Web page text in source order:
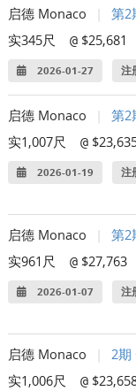
启德 Monaco
第2
实345尺
@ $25,681
2026-01-27 注
启德 Monaco
第2
实1,007尺
@
2026-01-19 注
启德 Monaco
第2
实961尺
@ $27,763
2026-01-07 注
启德 Monaco
2期
实1,006尺
@